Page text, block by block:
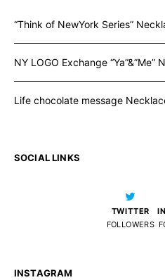
“Think of NewYork Series”
NY LOGO Exchange
Life chocolate message
SOCIAL LINKS
TWITTER
FOLLOWERS
INSTAGRAM